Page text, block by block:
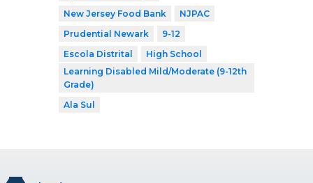
New Jersey Food Bank
NJPAC
Prudential Newark
9-12
Escola Distrital
High School
Learning Disabled Mild/Moderate (9-12th
Grade)
Ala Sul